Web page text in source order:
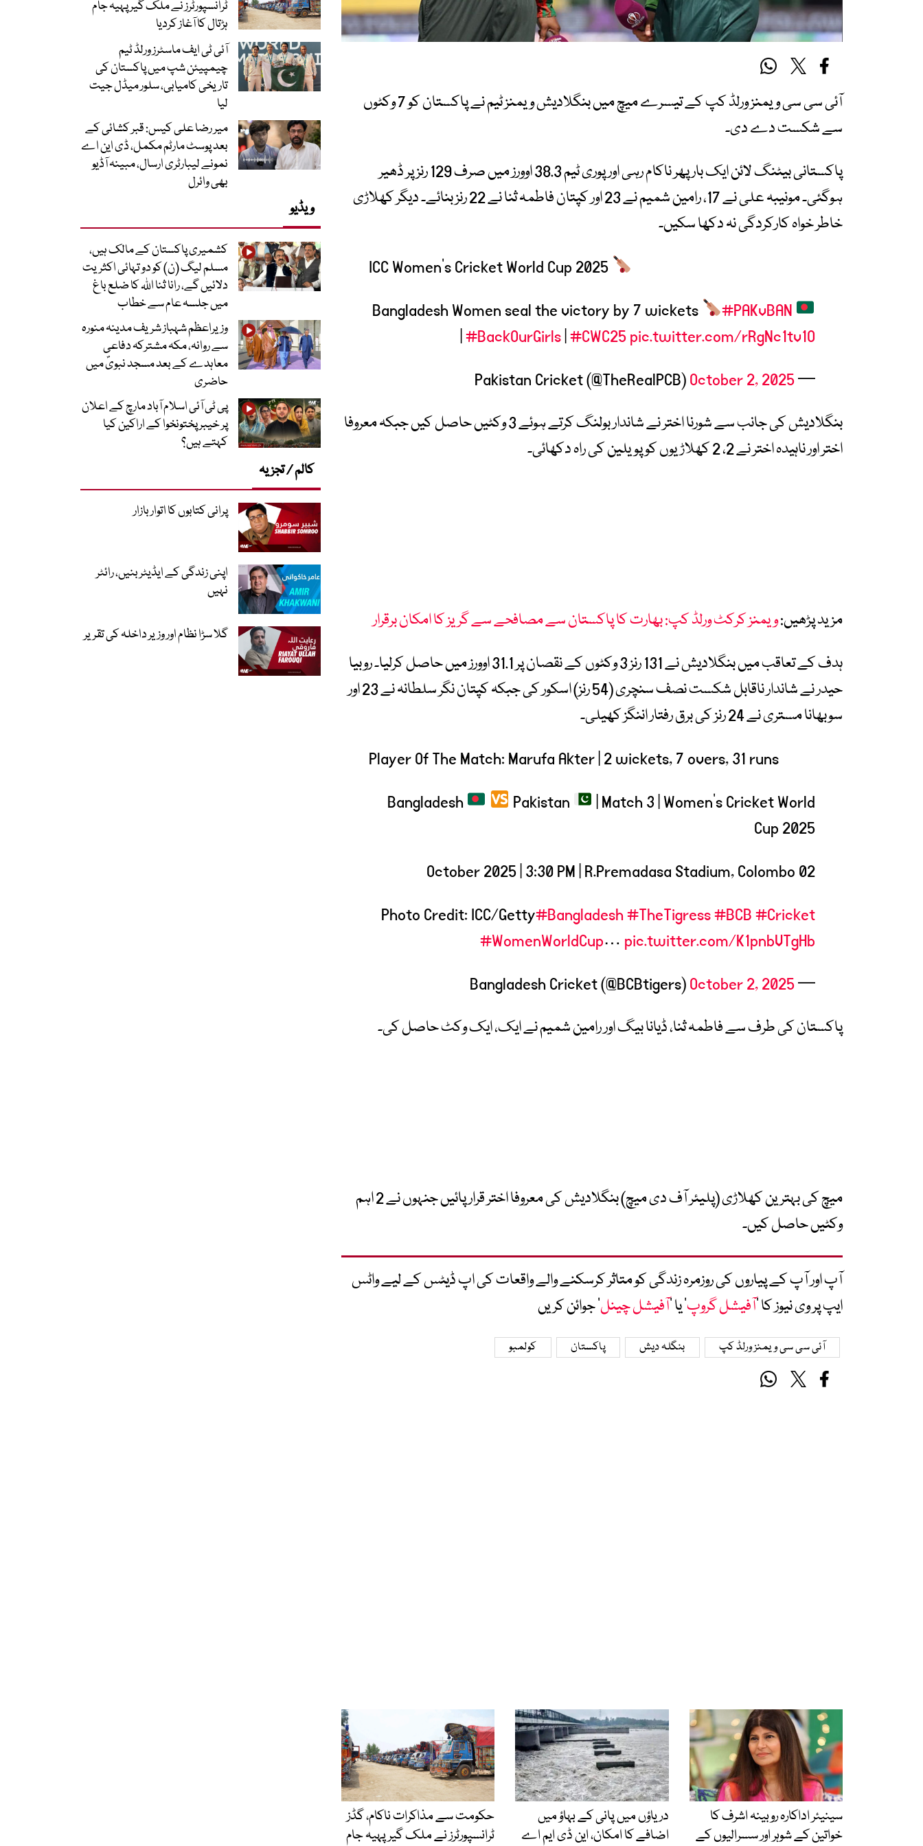
آئی سی سی ویمنز ورلڈ کپ کے تیسرے میچ میں بنگلادیش ویمنز ٹیم نے پاکستان کو 7 وکٹوں
سے شکست دے دی۔
پاکستانی بیٹنگ لائن ایک بار پھر ناکام رہی اور پوری ٹیم 38.3 اوورز میں صرف 129 رنز پر ڈھیر
ہوگئی۔ مونیبہ علی نے 17، رامین شمیم نے 23 اور کپتان فاطمہ ثنا نے 22 رنز بنائے۔ دیگر کھلاڑی
خاطر خواہ کارکردگی نہ دکھا سکیں۔
ICC Women’s Cricket World Cup 2025
#PAKvBAN
#BackOurGirls #CWC25pic.twitter.com/rRgNc1tv1O
— Pakistan Cricket (@TheRealPCB)
October 2, 2025
بنگلادیش کی جانب سے شورنا اختر نے شاندار بولنگ کرتے ہوئے 3 وکٹیں حاصل کیں جبکہ معروفا
اختر اور ناہیدہ اختر نے 2، 2 کھلاڑیوں کو پویلین کی راہ دکھائی۔
مزید پڑھیں:ویمنز کرکٹ ورلڈ کپ: بھارت کا پاکستان سے مصافحے سے گریز کا امکان برقرار
ہدف کے تعاقب میں بنگلادیش نے 131 رنز 3 وکٹوں کے نقصان پر 31.1 اوورز میں حاصل کرلیا۔ روبیا
حیدر نے شاندار ناقابل شکست نصف سنچری (54 رنز) اسکور کی جبکہ کپتان نگر سلطانہ نے 23 اور
سوبھانا مستری نے 24 رنز کی برق رفتار اننگز کھیلی۔
Player Of The Match: Marufa Akter | 2 wickets, 7 overs, 31 runs
Bangladesh
Pakistan
| Match 3 | Women’s Cricket World
Cup 2025
02 October 2025 | 3:30 PM | R.Premadasa Stadium, Colombo
Photo Credit: ICC/Getty#Bangladesh#TheTigress#BCB#Cricket
#WomenWorldCup… pic.twitter.com/K1pnbVTgHb
— Bangladesh Cricket (@BCBtigers)
October 2, 2025
پاکستان کی طرف سے فاطمہ ثنا، ڈیانا بیگ اور رامین شمیم نے ایک، ایک وکٹ حاصل کی۔
میچ کی بہترین کھلاڑی (پلیئر آف دی میچ) بنگلادیش کی معروفا اختر قرار پائیں جنہوں نے 2 اہم
وکٹیں حاصل کیں۔
آپ اور آپ کے پیاروں کی روزمرہ زندگی کو متاثر کرسکنے والے واقعات کی اپ ڈیٹس کے لیے واٹس
ایپ پر وی نیوز کا ’آفیشل گروپ‘ یا ’آفیشل چینل‘ جوائن کریں
آئی سی سی ویمنز ورلڈ کپ بنگلہ دیش پاکستان کولمبو
سینیئر اداکارہ روبینہ اشرف کا
خواتین کے شوہر اور سسرالیوں کے
دریاؤں میں پانی کے بہاؤ میں
اضافے کا امکان، این ڈی ایم اے
حکومت سے مذاکرات ناکام، گڈز
ٹرانسپورٹرز نے ملک گیر پہیہ جام
ٹرانسپورٹرز نے ملک گیر پہیہ جام
ہڑتال کا آغاز کردیا
آئی ٹی ایف ماسٹرز ورلڈ ٹیم
چیمپیئن شپ میں پاکستان کی
تاریخی کامیابی، سلور میڈل جیت
لیا
میر رضا علی کیس: قبر کشائی کے
بعد پوسٹ مارٹم مکمل، ڈی این اے
نمونے لیبارٹری ارسال، مبینہ آڈیو
بھی وائرل
ویڈیو
کشمیری پاکستان کے مالک ہیں،
مسلم لیگ (ن) کو دو تہائی اکثریت
دلائیں گے، رانا ثنا اللہ کا ضلع باغ
میں جلسہ عام سے خطاب
وزیراعظم شہباز شریف مدینہ منورہ
سے روانہ، مکہ مشترکہ دفاعی
معاہدے کے بعد مسجد نبویؐ میں
حاضری
پی ٹی آئی اسلام آباد مارچ کے اعلان
پر خیبر پختونخوا کے اراکین کیا
کہتے ہیں؟
کالم / تجزیہ
پرانی کتابوں کا اتوار بازار
اپنی زندگی کے ایڈیٹر بنیں، رائٹر
نہیں
گلا سڑا نظام اور وزیر داخلہ کی تقریر